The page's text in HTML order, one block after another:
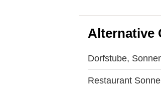
Alternative
Dorfstube,
Restaurant